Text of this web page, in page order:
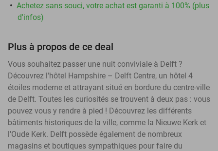
Achetez sans souci, votre achat est garanti à 100% (plus
d'infos)
Plus à propos de ce deal
Vous souhaitez passer une nuit conviviale à Delft ?
Découvrez l'hôtel Hampshire – Delft Centre, un hôtel 4
étoiles moderne et attrayant situé en bordure du centre-ville
de Delft. Toutes les curiosités se trouvent à deux pas : vous
pouvez vous y rendre à pied ! Découvrez les différents
bâtiments historiques de la ville, comme la Nieuwe Kerk et
l'Oude Kerk. Delft possède également de nombreux
magasins et boutiques sympathiques pour faire du